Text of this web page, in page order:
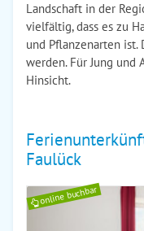
Landschaft in der
vielfältig, dass es zu
und Pflanzenarten ist.
werden. Für Jung und
Hinsicht.
Faulück
online buchbar